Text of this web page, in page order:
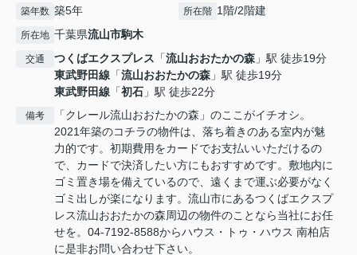
築年数 築5年 所在階 1階/2階建
所在地 千葉県流山市駒木
交通 つくばエクスプレス 「流山おおたかの森 」駅 徒歩19分
東武野田線 「流山おおたかの森 」駅 徒歩19分
東武野田線 「初石 」駅 徒歩22分
備考
「クレール流山おおたかの森」のここがイチオシ。
2021年築のコチラの物件は、落ち着きのある室内が魅
力的です。初期費用をカードでお支払いいただけるの
で、カードで決済したい方にもおすすめです。敷地内に
ゴミ置き場を備えているので、遠くまで運ぶ必要がなく
ゴミ出しが楽になります。流山市にあるつくばエクスプ
レス流山おおたかの森周辺の物件のことなら当社にお任
せを。04-7192-8588からハウス・トゥ・ハウス 南柏店
に是非お問い合わせ下さい。